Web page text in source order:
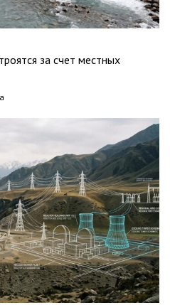
за счет местных